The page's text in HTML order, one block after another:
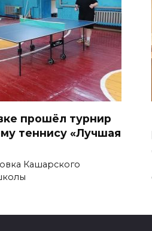
прошёл турнир
теннису «Лучшая
Кашарского